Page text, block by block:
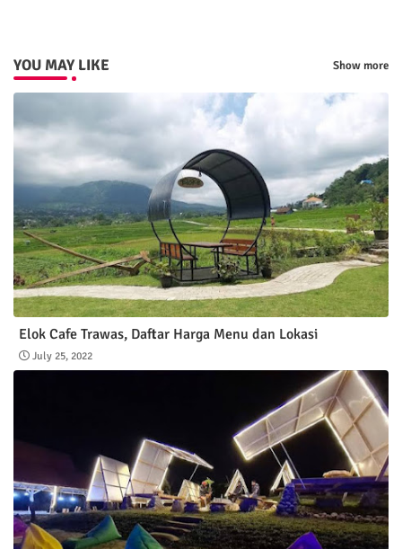
YOU MAY LIKE Show more
Elok Cafe Trawas, Daftar Harga Menu dan Lokasi
July 25, 2022